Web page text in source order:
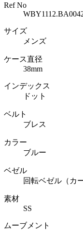
Ref No
サイズ
メンズ
ケース直径
38mm
インデックス
ドット
ベルト
ブレス
カラー
ブルー
ベゼル
回転ベゼル（カ
素材
SS
ムーブメント